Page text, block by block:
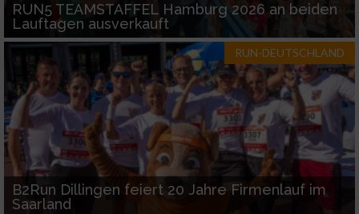
RUN5 TEAMSTAFFEL Hamburg 2026 an beiden
Lauftagen ausverkauft
RUN-DEUTSCHLAND
B2Run Dillingen feiert 20 Jahre Firmenlauf im
Saarland